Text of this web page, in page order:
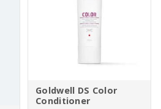
Goldwell DS Color
Conditioner